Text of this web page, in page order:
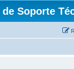
de Soporte